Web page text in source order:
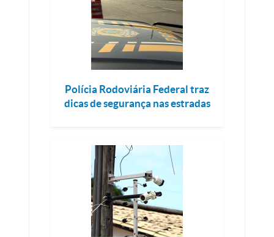
Polícia Rodoviária Federal traz
dicas de segurança nas estradas